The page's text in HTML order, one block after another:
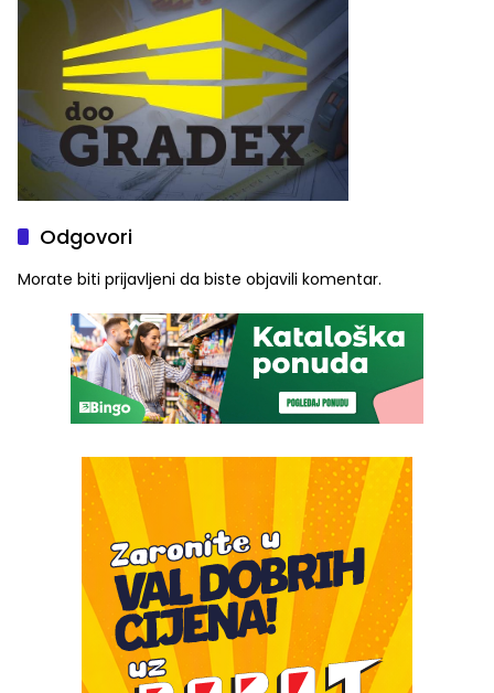
Odgovori
Morate biti prijavljeni da biste objavili komentar.